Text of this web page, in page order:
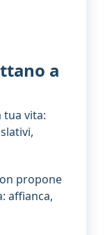
a
tua vita:
propone
affianca,